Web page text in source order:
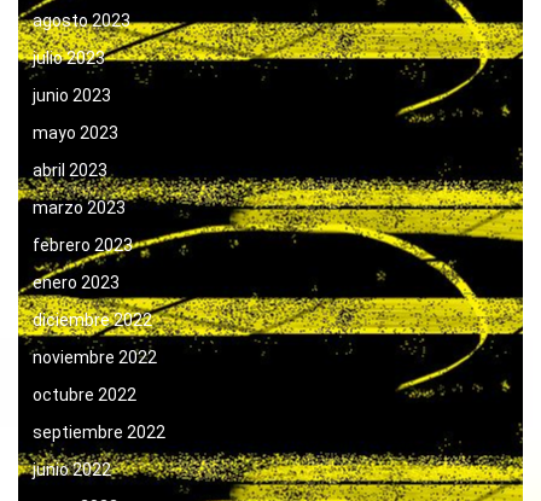
agosto 2023
julio 2023
junio 2023
mayo 2023
abril 2023
marzo 2023
febrero 2023
enero 2023
diciembre 2022
noviembre 2022
octubre 2022
septiembre 2022
junio 2022